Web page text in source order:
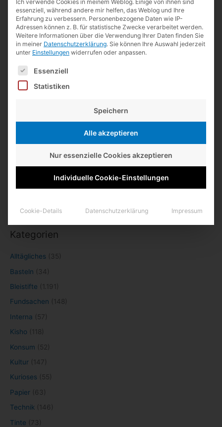
Neueste Kommentare
Lexikaliker
Kurz notiert
Matthiaszu Kurz notiert
Lexikalikerzu19 Jahre
zuKurz notiert
Guillermo de la MazazuKurz notiert
Kategorien
Alltägliches (35)
Basteln (34)
Bleistifte (1.191)
Fundsachen (148)
Interna (57)
Kisho (118)
Konsum (52)
Kultur (147)
Kurioses (55)
Papier (63)
Technik (146)
Tinte (73)
Ich verwende Cookies in meinem Weblog. Einige von ihnen sind
essenziell, während andere mir helfen, das Weblog und Ihre
Erfahrung zu verbessern. Personenbezogene Daten wie IP-
Adressen können z. B. für statistische Zwecke verarbeitet werden.
Weitere Informationen über die Verwendung Ihrer Daten finden Sie
in meiner Datenschutzerklärung. Sie können Ihre Auswahl jederzeit
unter Einstellungen widerrufen oder anpassen.
Es folgt eine Liste der Service-Gruppen, für die eine
Essenziell
Statistiken
Speichern
Alle akzeptieren
Nur essenzielle Cookies akzeptieren
Individuelle Cookie-Einstellungen
Cookie-Details Datenschutzerklärung Impressum